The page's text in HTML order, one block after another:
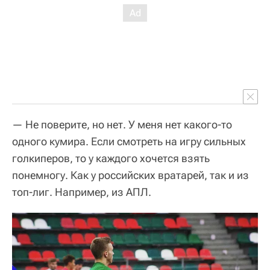
— Не поверите, но нет. У меня нет какого-то
одного кумира. Если смотреть на игру сильных
голкиперов, то у каждого хочется взять
понемногу. Как у российских вратарей, так и из
топ-лиг. Например, из АПЛ.